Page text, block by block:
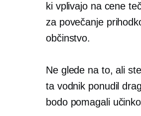
ki vplivajo na cene
za povečanje
občinstvo.
Ne glede na to, ali
ta vodnik ponudil
bodo pomagali